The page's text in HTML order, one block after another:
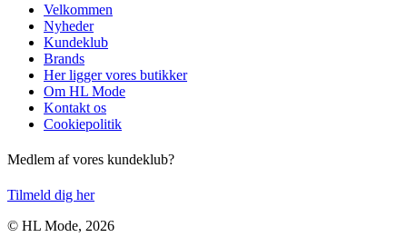
Velkommen
Nyheder
Kundeklub
Brands
Her ligger vores butikker
Om HL Mode
Kontakt os
Cookiepolitik
Medlem af vores kundeklub?
Tilmeld dig her
© HL Mode, 2026